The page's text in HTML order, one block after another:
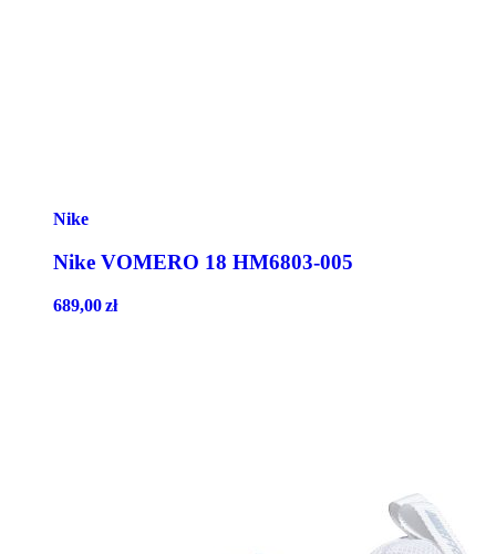
Nike
Nike VOMERO 18 HM6803-005
689,00zł